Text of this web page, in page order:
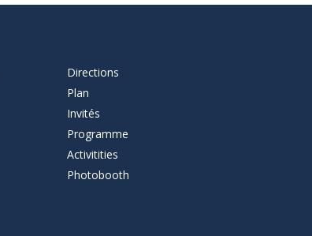
Directions
Plan
Invités
Programme
Activitities
Photobooth